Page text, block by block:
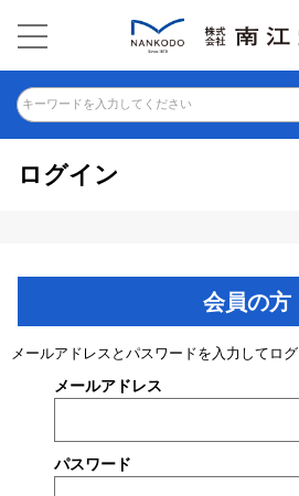
キーワードを入力してください
ログイン
会員の方
メールアドレスとパスワードを入力してログ
メールアドレス
パスワード